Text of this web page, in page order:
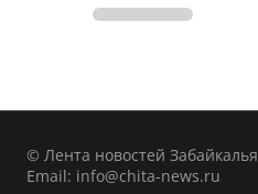
© Лента новостей Забайкалья
Email: info@chita-news.ru